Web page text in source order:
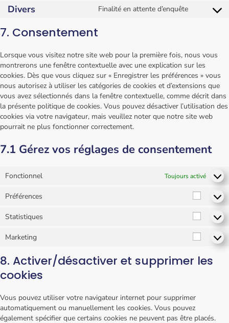
Divers Finalité en attente d’enquête
7. Consentement
Lorsque vous visitez notre site web pour la première fois, nous vous
montrerons une fenêtre contextuelle avec une explication sur les
cookies. Dès que vous cliquez sur « Enregistrer les préférences » vous
nous autorisez à utiliser les catégories de cookies et d’extensions que
vous avez sélectionnés dans la fenêtre contextuelle, comme décrit dans
la présente politique de cookies. Vous pouvez désactiver l’utilisation des
cookies via votre navigateur, mais veuillez noter que notre site web
pourrait ne plus fonctionner correctement.
7.1 Gérez vos réglages de consentement
Fonctionnel Toujours activé
Préférences
Statistiques
Marketing
8. Activer/désactiver et supprimer les
cookies
Vous pouvez utiliser votre navigateur internet pour supprimer
automatiquement ou manuellement les cookies. Vous pouvez
également spécifier que certains cookies ne peuvent pas être placés.